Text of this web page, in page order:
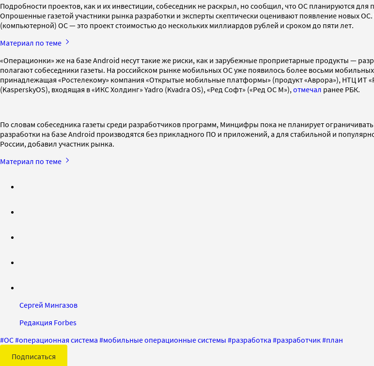
Подробности проектов, как и их инвестиции, собеседник не раскрыл, но сообщил, что ОС планируются для
Опрошенные газетой участники рынка разработки и эксперты скептически оценивают появление новых
(компьютерной) ОС — это проект стоимостью до нескольких миллиардов рублей и сроком до пяти лет.
Материал по теме
«Операционки» же на базе Android несут такие же риски, как и зарубежные проприетарные продукты —
полагают собеседники газеты. На российском рынке мобильных ОС уже появилось более восьми
принадлежащая «Ростелекому» компания «Открытые мобильные платформы» (продукт «Аврора»), НТЦ ИТ
(KasperskyOS), входящая в «ИКС Холдинг» Yadro (Kvadra OS), «Ред Софт» («Ред ОС М»), отмечал ранее РБК.
По словам собеседника газеты среди разработчиков программ, Минцифры пока не планирует
разработки на базе Android производятся без прикладного ПО и приложений, а для стабильной и
России, добавил участник рынка.
Материал по теме
Сергей Мингазов
Редакция Forbes
#ОС#операционная система #мобильные операционные системы #разработка #разработчик#план
Подписаться